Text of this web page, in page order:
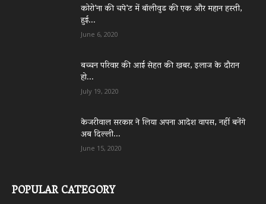
कोरो’ना की चपे’ट में बॉलीवुड की एक और महान हस्ती,
हुई...
June 6, 2020
बच्चन परिवार की आई सेहत की खबर, इलाज के दौरान
हो...
July 19, 2020
केजरीवाल सरकार ने लिया अपना आदेश वापस, नहीं बनेंगे
अब दिल्ली...
June 15, 2020
POPULAR CATEGORY